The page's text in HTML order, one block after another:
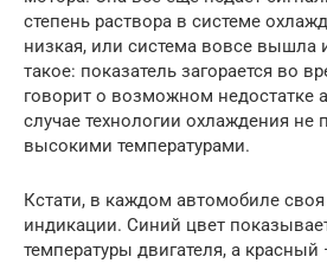
степень раствора в системе
низкая, или система вовсе вышла
такое: показатель загорается во
говорит о возможном недостатке
случае технологии охлаждения не
высокими температурами.
Кстати, в каждом автомобиле
индикации. Синий цвет
температуры двигателя, а красный